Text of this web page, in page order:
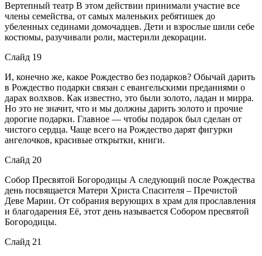
Вертепный театр В этом действии принимали участие все
члены семейства, от самых маленьких ребятишек до
убеленных сединами домочадцев. Дети и взрослые шили себе
костюмы, разучивали роли, мастерили декорации.
Слайд 19
И, конечно же, какое Рождество без подарков? Обычай дарить
в Рождество подарки связан с евангельскими преданиями о
дарах волхвов. Как известно, это были золото, ладан и мирра.
Но это не значит, что и мы должны дарить золото и прочие
дорогие подарки. Главное — чтобы подарок был сделан от
чистого сердца. Чаще всего на Рождество дарят фигурки
ангелочков, красивые открытки, книги.
Слайд 20
Собор Пресвятой Богородицы А следующий после Рождества
день посвящается Матери Христа Спасителя – Пречистой
Деве Марии. От собрания верующих в храм для прославления
и благодарения Её, этот день называется Собором пресвятой
Богородицы.
Слайд 21